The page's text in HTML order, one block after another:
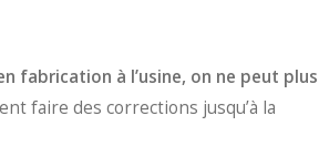
fabrication à l’usine, on ne peut plus
faire des corrections jusqu’à la